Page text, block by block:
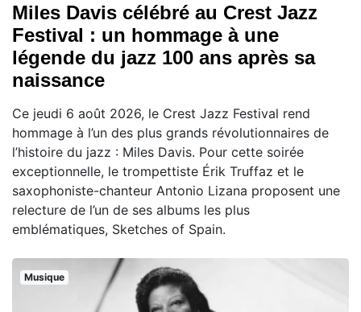
Miles Davis célébré au Crest Jazz
Festival : un hommage à une
légende du jazz 100 ans après sa
naissance
Ce jeudi 6 août 2026, le Crest Jazz Festival rend
hommage à l’un des plus grands révolutionnaires de
l’histoire du jazz : Miles Davis. Pour cette soirée
exceptionnelle, le trompettiste Érik Truffaz et le
saxophoniste-chanteur Antonio Lizana proposent une
relecture de l’un de ses albums les plus
emblématiques, Sketches of Spain.
Musique